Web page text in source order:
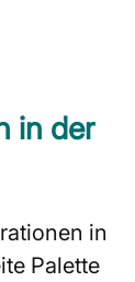
in der
in
Palette